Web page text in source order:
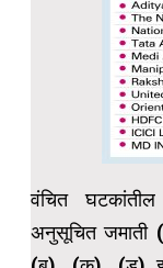
वंचित
अनुसूचित जमाती